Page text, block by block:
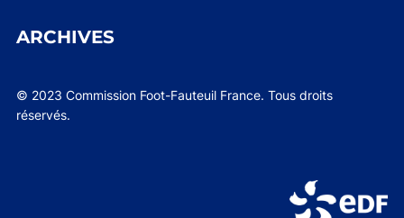
ARCHIVES
© 2023 Commission Foot-Fauteuil France. Tous droits
réservés.